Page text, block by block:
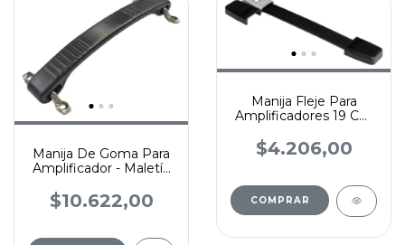
Manija De Goma Para
Amplificador - Maletín
$10.622,00
Manija Fleje Para
Amplificadores 19 Cm
$4.206,00